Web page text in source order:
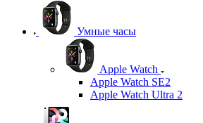
Умные часы
Apple Watch
Apple Watch SE2
Apple Watch Ultra 2